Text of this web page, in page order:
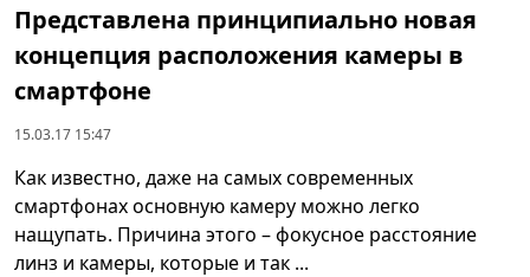
Представлена принципиально новая
концепция расположения камеры в
смартфоне
15.03.17 15:47
Как известно, даже на самых современных
смартфонах основную камеру можно легко
нащупать. Причина этого – фокусное расстояние
линз и камеры, которые и так ...